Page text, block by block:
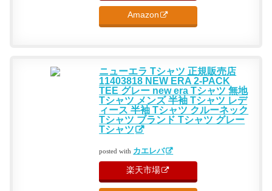
Amazon
ニューエラ Tシャツ 正規販売店
11403818 NEW ERA 2-PACK
TEE グレー new era Tシャツ 無地
Tシャツ メンズ 半袖 Tシャツ レデ
ィース 半袖 Tシャツ クルーネック
Tシャツ ブランド Tシャツ グレー
Tシャツ
posted with カエレバ
楽天市場